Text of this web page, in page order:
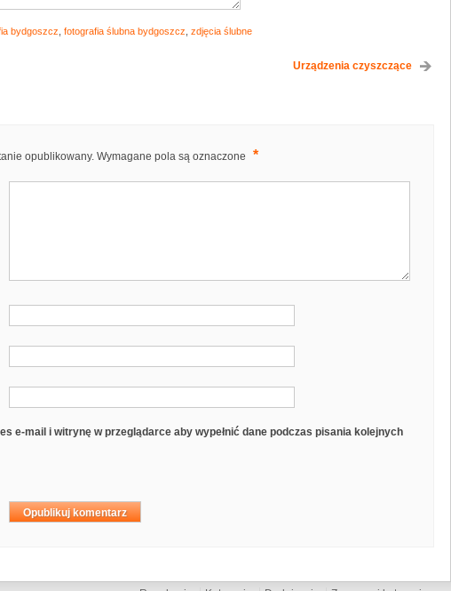
bydgoszcz fotografia ślubna bydgoszcz zdjęcia ślubne
Urządzenia czyszczące
opublikowany. Wymagane pola są oznaczone *
e-mail i witrynę w przeglądarce aby wypełnić dane podczas pisania kolejnych